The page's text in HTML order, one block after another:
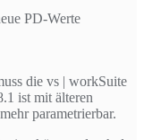
PD-Werte
die vs | workSuite
ist mit älteren
parametrierbar.